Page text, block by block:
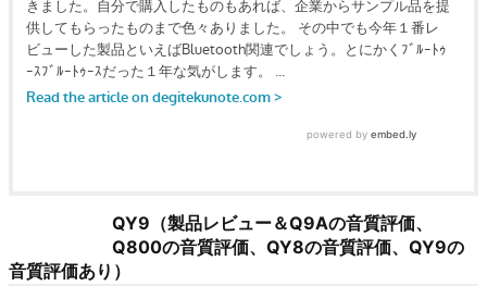
QY9（製品レビュー＆Q9Aの音質評価、
Q800の音質評価、QY8の音質評価、QY9の
音質評価あり）